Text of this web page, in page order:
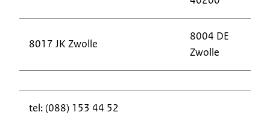
8017 JK Zwolle
8004 DE
Zwolle
tel: (088) 153 44 52